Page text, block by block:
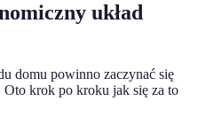
układ
domu powinno zaczynać się
krok po kroku jak się za to